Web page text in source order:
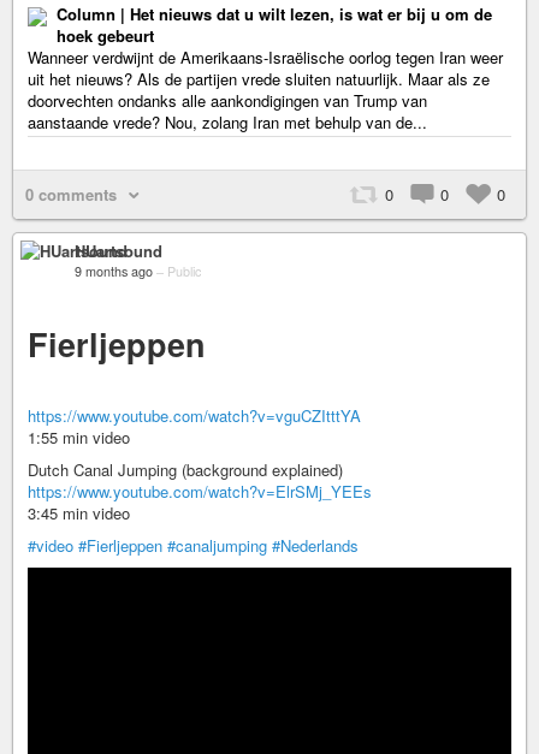
Column | Het nieuws dat u wilt lezen, is wat er bij u om de
hoek gebeurt
Wanneer verdwijnt de Amerikaans-Israëlische oorlog tegen Iran weer
uit het nieuws? Als de partijen vrede sluiten natuurlijk. Maar als ze
doorvechten ondanks alle aankondigingen van Trump van
aanstaande vrede? Nou, zolang Iran met behulp van de...
0 comments 0 0 0
HUartsound
9 months ago – Public
Fierljeppen
https://www.youtube.com/watch?v=vguCZItttYA
1:55 min video
Dutch Canal Jumping (background explained)
https://www.youtube.com/watch?v=ElrSMj_YEEs
3:45 min video
#video #Fierljeppen #canaljumping #Nederlands